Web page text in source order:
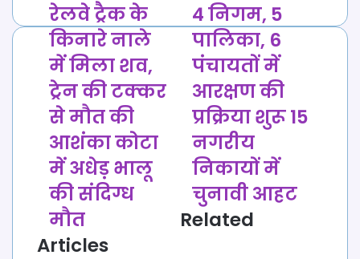
रेलवे
ट्रैक
के
किनारे
नाले
में
मिला
शव,
ट्रेन
की
टक्कर
से
मौत
की
आशंका
रेलवे ट्रैक के
किनारे नाले
में मिला शव,
ट्रेन की टक्कर
से मौत की
आशंका कोटा
में अधेड़ भालू
की संदिग्ध
मौत
4
निगम,
5
पालिका,
पंचायतों
में
आरक्षण
की
प्रक्रिया
शुरू
15
नगरीय
निकायों
4 निगम, 5
पालिका, 6
पंचायतों में
आरक्षण की
प्रक्रिया शुरू 15
नगरीय
निकायों में
चुनावी आहट
Related
Articles